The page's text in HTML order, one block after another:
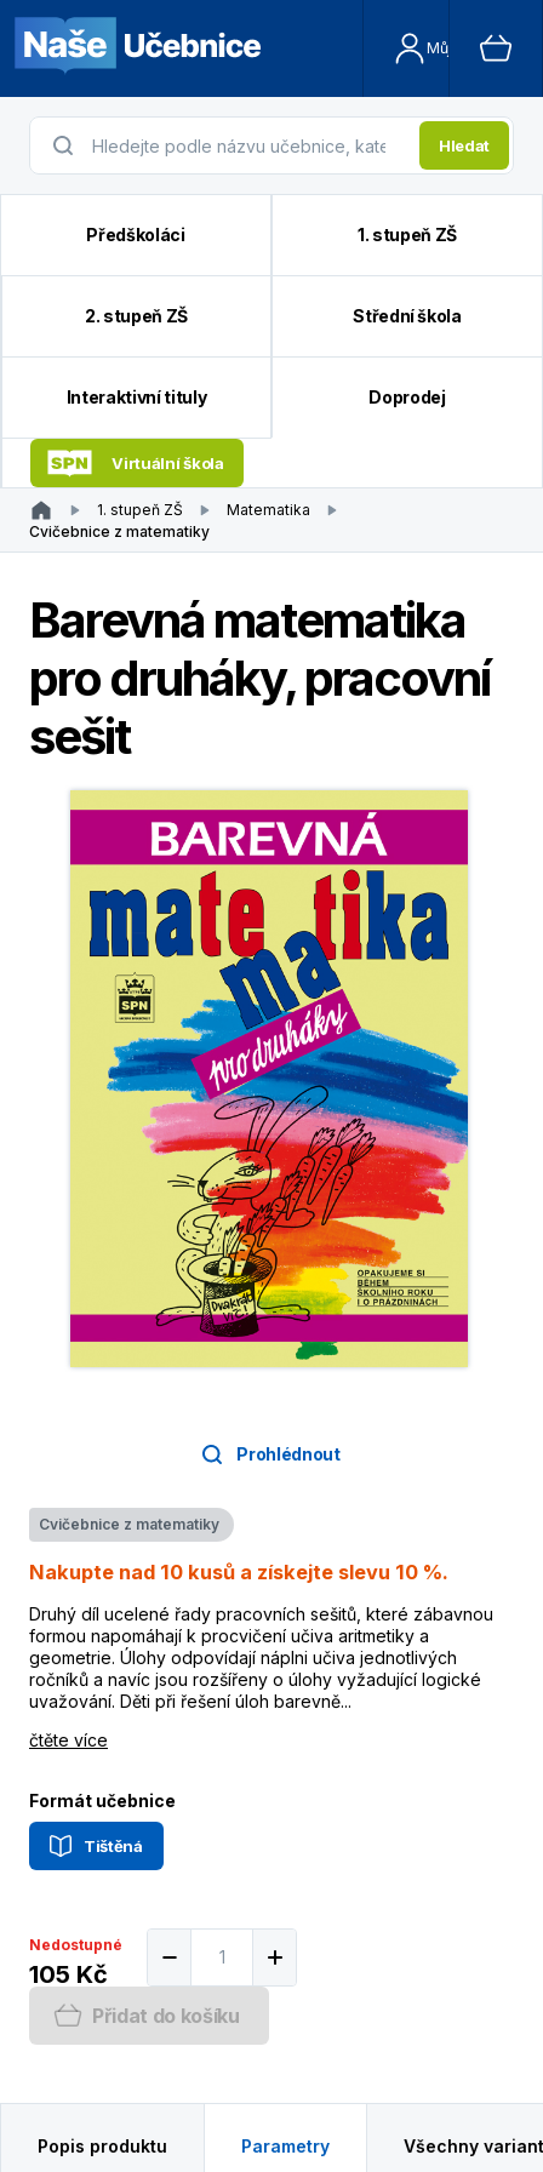
Můj účet
Hledat
Předškoláci 1. stupeň ZŠ
2. stupeň ZŠ Střední škola
Interaktivní tituly Doprodej
Virtuální škola
1. stupeň ZŠ
Matematika
Cvičebnice z matematiky
Barevná matematika
pro druháky, pracovní
sešit
Prohlédnout
Cvičebnice z matematiky
Nakupte nad 10 kusů a získejte slevu 10 %.
Druhý díl ucelené řady pracovních sešitů, které zábavnou
formou napomáhají k procvičení učiva aritmetiky a
geometrie. Úlohy odpovídají náplni učiva jednotlivých
ročníků a navíc jsou rozšířeny o úlohy vyžadující logické
uvažování. Děti při řešení úloh barevně...
čtěte více
Formát učebnice
Tištěná
Nedostupné
105 Kč
Přidat do košíku
Popis produktu Parametry Všechny